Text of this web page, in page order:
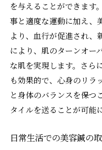
を与えることができます
事と適度な運動に加え、
より、血行が促進され、
により、肌のターンオー
な肌を実現します。さら
も効果的で、心身のリラ
と身体のバランスを保つ
タイルを送ることが可能
日常生活での美容鍼の